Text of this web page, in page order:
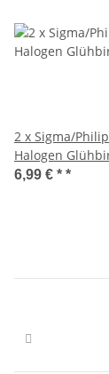
2 x Sigma/
Halogen
6V/2,4W/0,4A
6,99 € * *